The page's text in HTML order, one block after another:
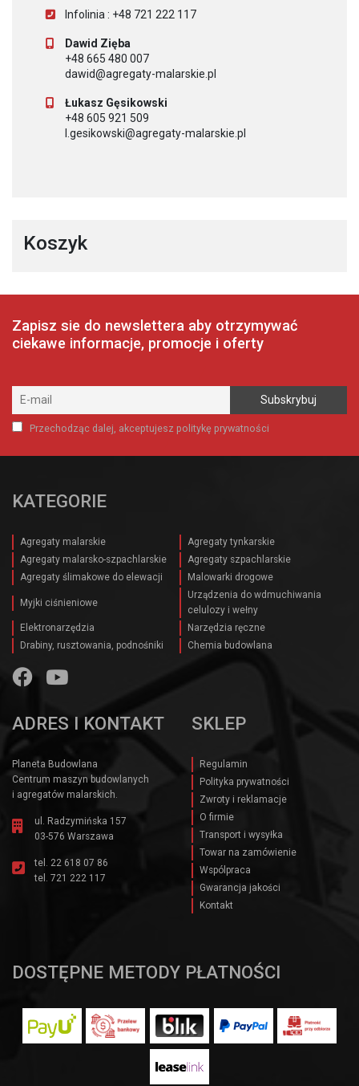
Infolinia : +48 721 222 117
Dawid Zięba
+48 665 480 007
dawid@agregaty-malarskie.pl
Łukasz Gęsikowski
+48 605 921 509
l.gesikowski@agregaty-malarskie.pl
Koszyk
Zapisz sie do newslettera aby otrzymywać
ciekawe informacje, promocje i oferty
Przechodząc dalej, akceptujesz politykę prywatności
KATEGORIE
Agregaty malarskie
Agregaty tynkarskie
Agregaty malarsko-szpachlarskie
Agregaty szpachlarskie
Agregaty ślimakowe do elewacji
Malowarki drogowe
Myjki ciśnieniowe
Urządzenia do wdmuchiwania
celulozy i wełny
Elektronarzędzia
Narzędzia ręczne
Drabiny, rusztowania, podnośniki
Chemia budowlana
ADRES I KONTAKT
Planeta Budowlana
Centrum maszyn budowlanych
i agregatów malarskich.
ul. Radzymińska 157
03-576 Warszawa
tel. 22 618 07 86
tel. 721 222 117
SKLEP
Regulamin
Polityka prywatności
Zwroty i reklamacje
O firmie
Transport i wysyłka
Towar na zamówienie
Wspólpraca
Gwarancja jakości
Kontakt
DOSTĘPNE METODY PŁATNOŚCI